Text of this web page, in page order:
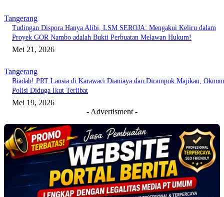
Tangerang
Tudingan Dispora Hanya Alibi, LSM SEROJA: Mengakui Keliru dalam
Proyek GOR Nambo adalah Bukti Perbuatan Melawan Hukum!
Mei 21, 2026
Tangerang
Biadab! PRT Lansia di Karawaci Dianiaya dan Dirampok Majikan, Oknum
Polisi Diduga Ikut Terlibat
Mei 19, 2026
- Advertisment -